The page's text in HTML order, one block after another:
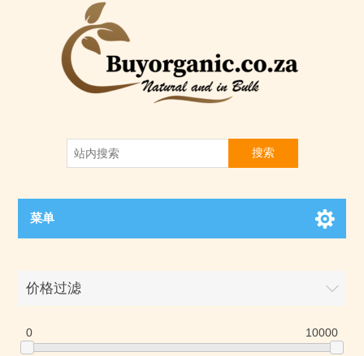
搜索
菜单
价格过滤
0 10000